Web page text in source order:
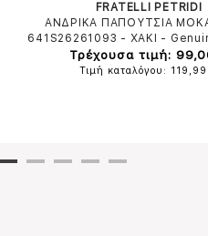
FRATELLI PETRIDI
ΑΝΔΡΙΚΑ ΠΑΠΟΥΤΣΙΑ
641S26261093 - ΧΑΚΙ -
Τρέχουσα τιμή:
Τιμή καταλόγου: